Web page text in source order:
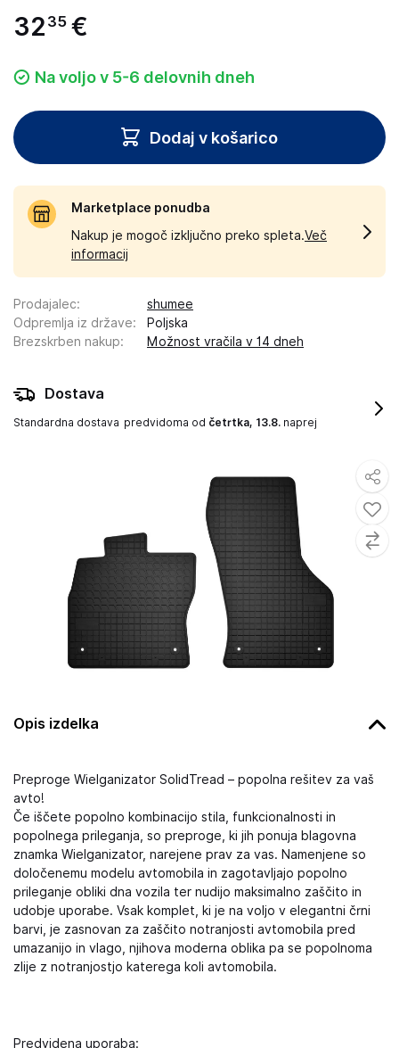
Opis izdelka
Preproge Wielganizator SolidTread – popolna rešitev za vaš
avto!
Če iščete popolno kombinacijo stila, funkcionalnosti in
popolnega prileganja, so preproge, ki jih ponuja blagovna
znamka Wielganizator, narejene prav za vas. Namenjene so
določenemu modelu avtomobila in zagotavljajo popolno
prileganje obliki dna vozila ter nudijo maksimalno zaščito in
udobje uporabe. Vsak komplet, ki je na voljo v elegantni črni
barvi, je zasnovan za zaščito notranjosti avtomobila pred
umazanijo in vlago, njihova moderna oblika pa se popolnoma
zlije z notranjostjo katerega koli avtomobila.
Predvidena uporaba:
32 35 €
Na voljo v 5-6 delovnih dneh
Dodaj v košarico
Marketplace ponudba
Nakup je mogoč izključno preko spleta.Več
informacij
Prodajalec:
shumee
Odpremlja iz države:
Poljska
Brezskrben nakup: Možnost vračila v 14 dneh
Dostava
Standardna dostava predvidoma od četrtka, 13.8. naprej